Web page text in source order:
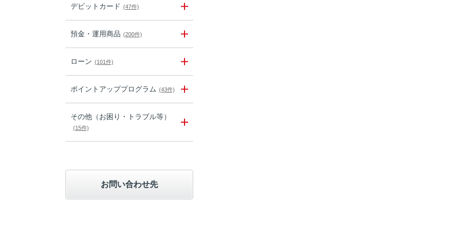
デビットカード (47件)
預金・運用商品 (200件)
ローン (101件)
ポイントアッププログラム (43件)
その他（お困り・トラブル等）
(15件)
お問い合わせ先